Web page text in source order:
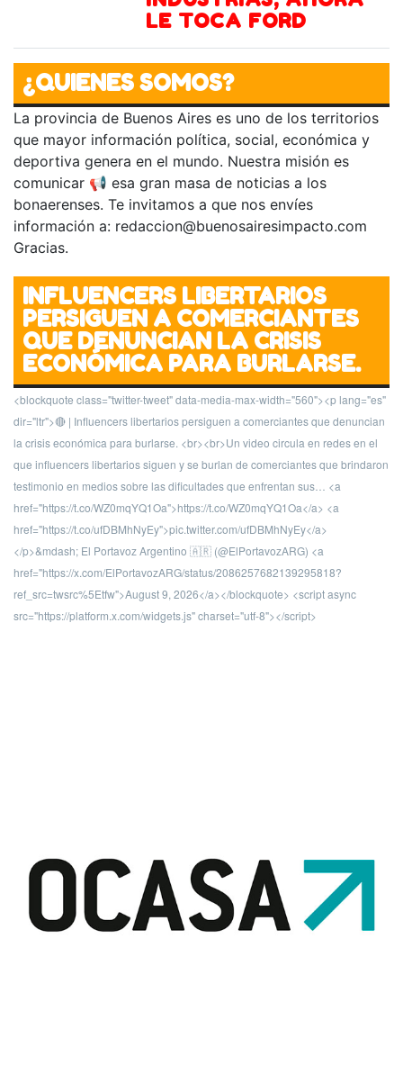
LE TOCA FORD
¿QUIENES SOMOS?
La provincia de Buenos Aires es uno de los territorios
que mayor información política, social, económica y
deportiva genera en el mundo. Nuestra misión es
comunicar 📢 esa gran masa de noticias a los
bonaerenses. Te invitamos a que nos envíes
información a: redaccion@buenosairesimpacto.com
Gracias.
INFLUENCERS LIBERTARIOS
PERSIGUEN A COMERCIANTES
QUE DENUNCIAN LA CRISIS
ECONÓMICA PARA BURLARSE.
<blockquote class="twitter-tweet" data-media-max-width="560"><p lang="es"
dir="ltr">🔴 | Influencers libertarios persiguen a comerciantes que denuncian
la crisis económica para burlarse. <br><br>Un video circula en redes en el
que influencers libertarios siguen y se burlan de comerciantes que brindaron
testimonio en medios sobre las dificultades que enfrentan sus… <a
href="https://t.co/WZ0mqYQ1Oa">https://t.co/WZ0mqYQ1Oa</a> <a
href="https://t.co/ufDBMhNyEy">pic.twitter.com/ufDBMhNyEy</a>
</p>&mdash; El Portavoz Argentino 🇦🇷 (@ElPortavozARG) <a
href="https://x.com/ElPortavozARG/status/2086257682139295818?
ref_src=twsrc%5Etfw">August 9, 2026</a></blockquote> <script async
src="https://platform.x.com/widgets.js" charset="utf-8"></script>